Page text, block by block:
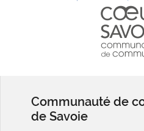
Communauté de
de Savoie